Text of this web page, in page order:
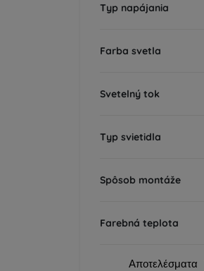
Typ napájania
Farba svetla
Svetelný tok
Typ svietidla
Spôsob montáže
Farebná teplota
Αποτελέσματα